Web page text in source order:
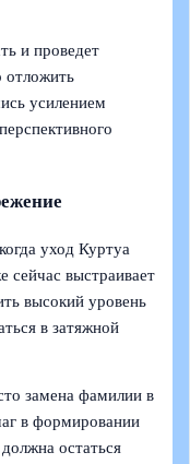
и проведет
отложить
усилением
уход Куртуа
сейчас выстраивает
высокий уровень
в затяжной
замена фамилии в
в формировании
остаться